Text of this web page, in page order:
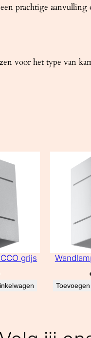
prachtige
voor het type van
grijs